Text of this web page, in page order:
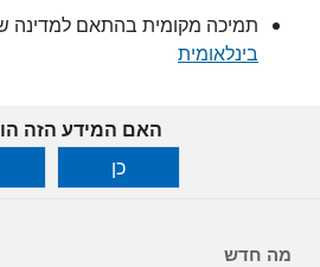
תמיכה מקומית בהתאם למדינה
בינלאומית
האם המידע הזה
כן
מה חדש